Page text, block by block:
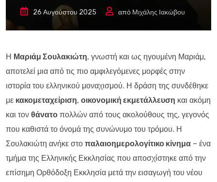
26 Αυγούστου 2025 από Μιχάλης Ιακώβου
Η Μαριάμ Σουλακιώτη, γνωστή και ως ηγουμένη Μαριάμ,
αποτελεί μια από τις πιο αμφιλεγόμενες μορφές στην
ιστορία του ελληνικού μοναχισμού. Η δράση της συνδέθηκε
με κακομεταχείριση, οικονομική εκμετάλλευση και ακόμη
και τον θάνατο πολλών από τους ακολούθους της, γεγονός
που καθιστά το όνομά της συνώνυμο του τρόμου. Η
Σουλακιώτη ανήκε στο παλαιοημερολογίτικο κίνημα – ένα
τμήμα της Ελληνικής Εκκλησίας που αποσχίστηκε από την
επίσημη Ορθόδοξη Εκκλησία μετά την εισαγωγή του νέου